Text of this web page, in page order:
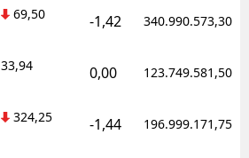
69,50 -1,42 340.990.573,30
33,94 0,00 123.749.581,50
324,25 -1,44 196.999.171,75